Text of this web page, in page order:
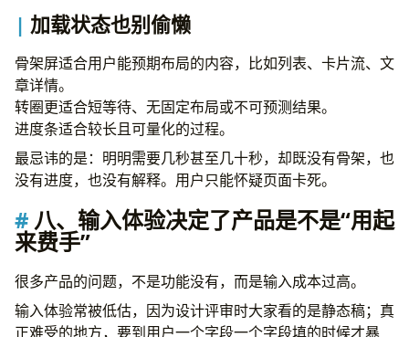
加载状态也别偷懒
骨架屏适合用户能预期布局的内容，比如列表、卡片流、文
章详情。
转圈更适合短等待、无固定布局或不可预测结果。
进度条适合较长且可量化的过程。
最忌讳的是：明明需要几秒甚至几十秒，却既没有骨架，也
没有进度，也没有解释。用户只能怀疑页面卡死。
八、输入体验决定了产品是不是“用起
来费手”
很多产品的问题，不是功能没有，而是输入成本过高。
输入体验常被低估，因为设计评审时大家看的是静态稿；真
正难受的地方，要到用户一个字段一个字段填的时候才暴